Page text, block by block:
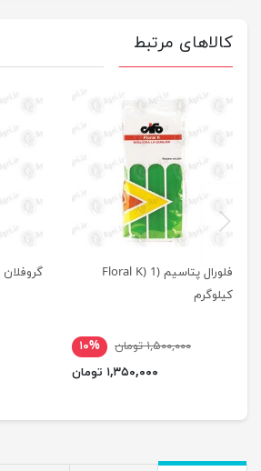
کالاهای مرتبط
فلورال پتاسیم (Floral K) 1
کیلوگرم
۱,۵۰۰,۰۰۰ تومان
۱۰%
۱,۳۵۰,۰۰۰ تومان
گروفلان 18-18-1 1 لیتر
previus